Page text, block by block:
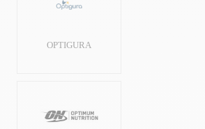
OPTIGURA